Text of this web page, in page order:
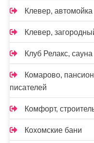
Клевер, автомойка
Клевер,
Клуб Релакс, сауна
Комарово,
писателей
Комфорт,
Кохомские бани